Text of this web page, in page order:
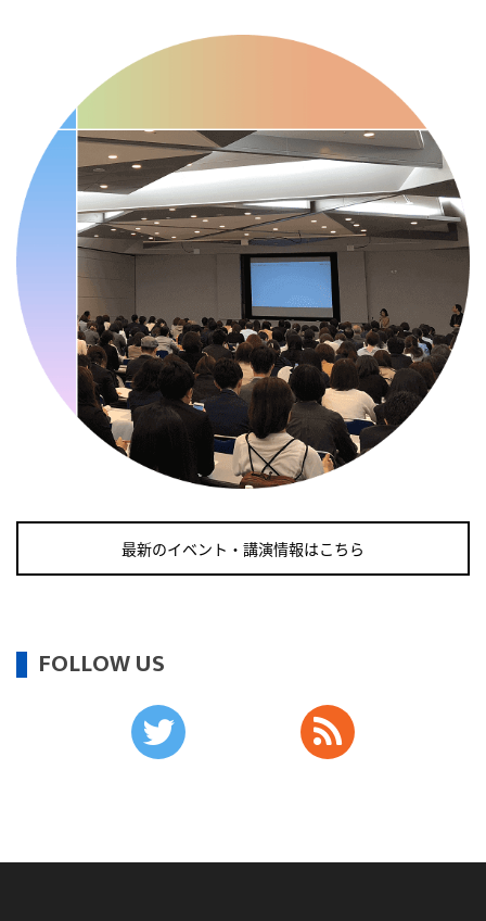
・がん征圧月間
・世界アルツハイマー月間
・健康増進普及月間
・歯ヂカラ探究月間
・職場の健康診断実施強化月間
・人口内耳の日
・骨盤臓器脱 克服の日
2026/09/10(木)
・がん征圧月間
・世界アルツハイマー月間
・健康増進普及月間
・歯ヂカラ探究月間
・職場の健康診断実施強化月間
・世界自殺予防デー
・日本骨髄増殖性腫瘍の日
2026/09/11(金)
・世界アルツハイマー月間
・自殺予防週間
最新のイベント・講演情報はこちら
FOLLOW US